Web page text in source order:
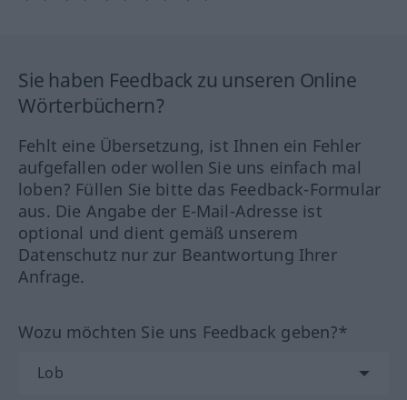
Sie haben Feedback zu unseren Online
Wörterbüchern?
Fehlt eine Übersetzung, ist Ihnen ein Fehler
aufgefallen oder wollen Sie uns einfach mal
loben? Füllen Sie bitte das Feedback-Formular
aus. Die Angabe der E-Mail-Adresse ist
optional und dient gemäß unserem
Datenschutz nur zur Beantwortung Ihrer
Anfrage.
Wozu möchten Sie uns Feedback geben?*